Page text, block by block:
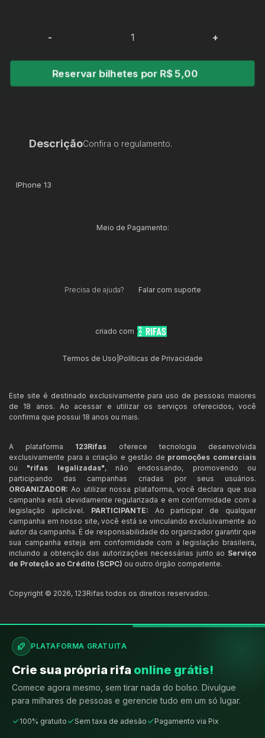
- +
Reservar bilhetes por R$ 5,00
DescriçãoConfira o regulamento.
IPhone 13
Meio de Pagamento:
Precisa de ajuda? Falar com suporte
criado com
Termos de Uso Políticas de Privacidade
Este site é destinado exclusivamente para uso de pessoas maiores
de 18 anos. Ao acessar e utilizar os serviços oferecidos, você
confirma que possui 18 anos ou mais.
A plataforma 123Rifas oferece tecnologia desenvolvida
exclusivamente para a criação e gestão de promoções comerciais
ou "rifas legalizadas", não endossando, promovendo ou
participando das campanhas criadas por seus usuários.
ORGANIZADOR: Ao utilizar nossa plataforma, você declara que sua
campanha está devidamente regularizada e em conformidade com a
legislação aplicável. PARTICIPANTE: Ao participar de qualquer
campanha em nosso site, você está se vinculando exclusivamente ao
autor da campanha. É de responsabilidade do organizador garantir que
sua campanha esteja em conformidade com a legislação brasileira,
incluindo a obtenção das autorizações necessárias junto ao Serviço
de Proteção ao Crédito (SCPC) ou outro órgão competente.
Copyright © 2026, 123Rifas todos os direitos reservados.
PLATAFORMA GRATUITA
Crie sua própria rifa online grátis!
Comece agora mesmo, sem tirar nada do bolso. Divulgue
para milhares de pessoas e gerencie tudo em um só lugar.
100% gratuito Sem taxa de adesão Pagamento via Pix